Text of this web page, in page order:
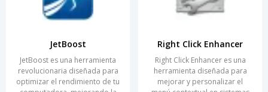
JetBoost
JetBoost es una herramienta
revolucionaria diseñada para
optimizar el rendimiento de tu
Right Click Enhancer
Right Click Enhancer es una
herramienta diseñada para
mejorar y personalizar el